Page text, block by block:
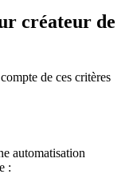
créateur de
de ces critères
automatisation
: